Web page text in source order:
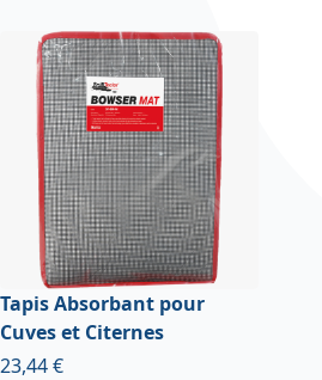
Tapis Absorbant pour
Cuves et Citernes
À partir de
23,44 €